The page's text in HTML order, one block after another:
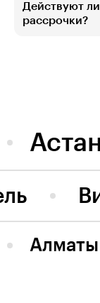
Действуют
рассрочки?
Алматы